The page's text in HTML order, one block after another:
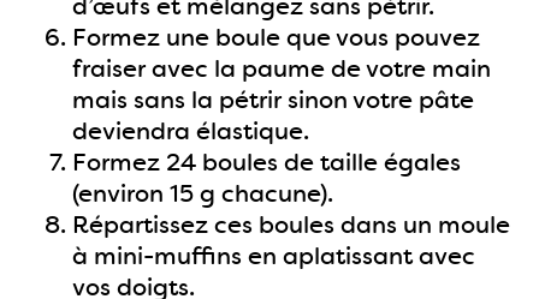
Formez une boule que vous pouvez
fraiser avec la paume de votre main
mais sans la pétrir sinon votre pâte
deviendra élastique.
Formez 24 boules de taille égales
(environ 15 g chacune).
Répartissez ces boules dans un moule
à mini-muffins en aplatissant avec
vos doigts.